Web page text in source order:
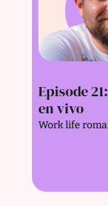
Episode
en vivo
Work life